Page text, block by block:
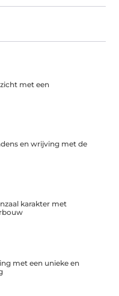
met een
en wrijving met de
karakter met
met een unieke en